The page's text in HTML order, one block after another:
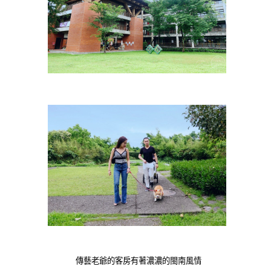
傳藝老爺的客房有著濃濃的閩南風情